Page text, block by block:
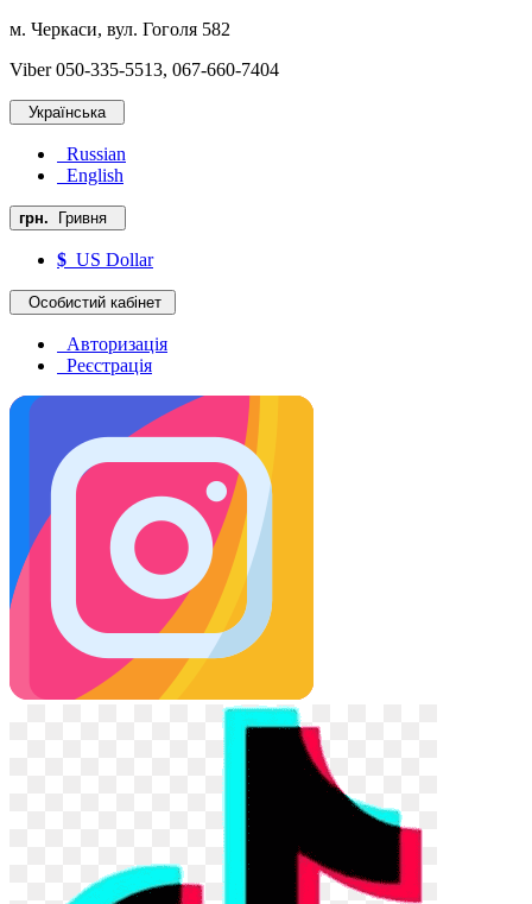
м. Черкаси, вул. Гоголя 582
Viber 050-335-5513, 067-660-7404
Українська
Russian
English
грн. Гривня
$ US Dollar
Особистий кабінет
Авторизація
Реєстрація